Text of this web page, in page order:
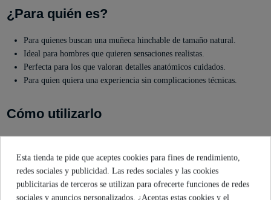
¿Para quién es?
Para quienes buscan una muñeca hinchable de tamaño natural.
Ideal para hombres que quieren sensaciones realistas.
Perfecta para los que valoran detalles anatómicos cuidados.
Para quien quiera una experiencia sin complicaciones técnicas.
Cómo utilizarlo
compresor eléctrico.
Deja reposar diez minutos para que el aire se distribuya bien antes de
inflar completamente.
Disfruta de la experiencia realista que ofrece la muñeca.
Esta tienda te pide que aceptes cookies para fines de rendimiento,
redes sociales y publicidad. Las redes sociales y las cookies
publicitarias de terceros se utilizan para ofrecerte funciones de redes
sociales y anuncios personalizados. ¿Aceptas estas cookies y el